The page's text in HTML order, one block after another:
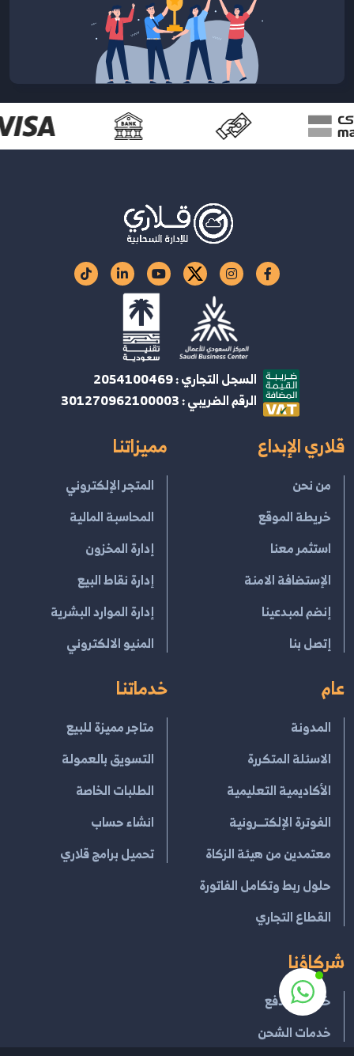
السجل التجاري : 2054100469
الرقم الضريبي : 301270962100003
قلاري الإبداع
من نحن
خريطة الموقع
استثمر معنا
الإستضافة الامنة
إنضم لمبدعينا
إتصل بنا
مميزاتنا
المتجر الإلكتروني
المحاسبة المالية
إدارة المخزون
إدارة نقاط البيع
إدارة الموارد البشرية
المنيو الالكتروني
عام
المدونة
الاسئلة المتكررة
الأكاديمية التعليمية
الفوترة الإلكتــرونية
معتمدين من هيئة الزكاة
حلول ربط وتكامل الفاتورة
القطاع التجاري
خدماتنا
متاجر مميزة للبيع
التسويق بالعمولة
الطلبات الخاصة
انشاء حساب
تحميل برامج قلاري
شركاؤنا
خدمات الدفع
خدمات الشحن